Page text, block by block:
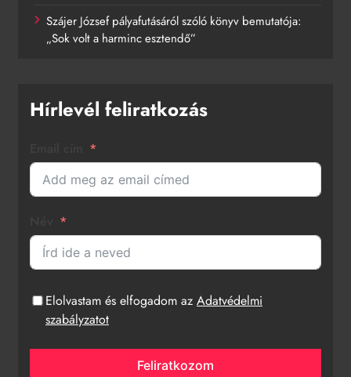
Szájer József pályafutásáról szóló könyv bemutatója:
„Sok volt a harminc esztendő”
Hírlevél feliratkozás
Elolvastam és elfogadom az Adatvédelmi
szabályzatot
Feliratkozom